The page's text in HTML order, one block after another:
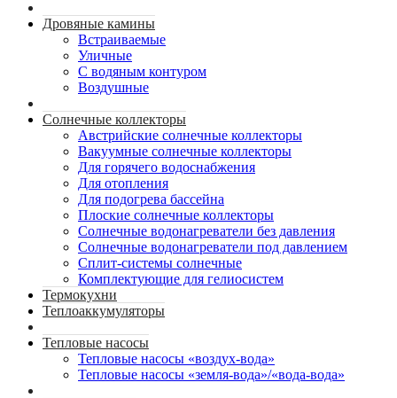
Дровяные камины
Встраиваемые
Уличные
С водяным контуром
Воздушные
Солнечные коллекторы
Австрийские солнечные коллекторы
Вакуумные солнечные коллекторы
Для горячего водоснабжения
Для отопления
Для подогрева бассейна
Плоские солнечные коллекторы
Солнечные водонагреватели без давления
Солнечные водонагреватели под давлением
Сплит-системы солнечные
Комплектующие для гелиосистем
Термокухни
Теплоаккумуляторы
Тепловые насосы
Тепловые насосы «воздух-вода»
Тепловые насосы «земля-вода»/«вода-вода»